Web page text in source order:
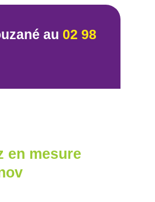
au 02 98
en mesure